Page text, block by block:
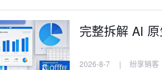
完整拆解 AI
2026-8-7 | 纷享销客